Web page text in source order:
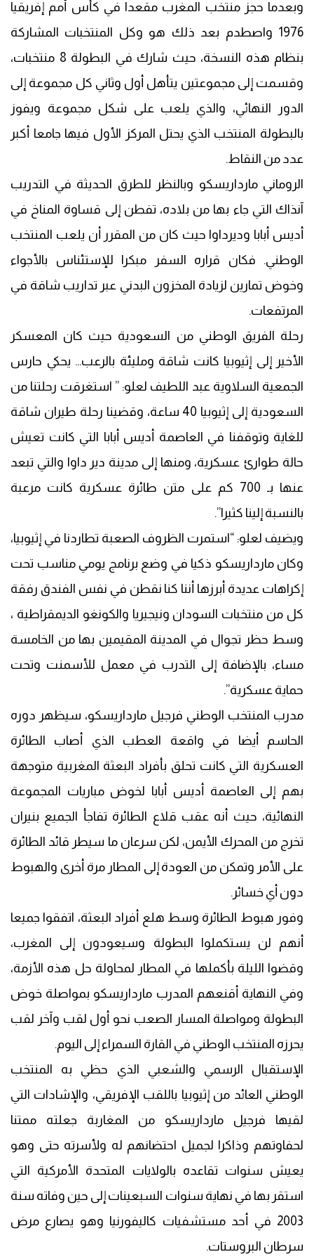
وبعدما حجز منتخب المغرب مقعدا في كأس أمم إفريقيا
1976 واصطدم بعد ذلك هو وكل المنتخبات المشاركة
بنظام هذه النسخة، حيث شارك في البطولة 8 منتخبات،
وقسمت إلى مجموعتين يتأهل أول وثاني كل مجموعة إلى
الدور النهائي، والذي يلعب على شكل مجموعة ويفوز
بالبطولة المنتخب الذي يحتل المركز الأول فيها جامعا أكبر
عدد من النقاط.
الروماني مارداريسكو وبالنظر للطرق الحديثة في التدريب
آنذاك التي جاء بها من بلاده، تفطن إلى قساوة المناخ في
أديس أبابا وديرداوا حيث كان من المقرر أن يلعب المنتخب
الوطني. فكان قراره السفر مبكرا للإستئناس بالأجواء
وخوض تمارين لزيادة المخزون البدني عبر تداريب شاقة في
المرتفعات.
رحلة الفريق الوطني من السعودية حيث كان المعسكر
الأخير إلى إثيوبيا كانت شاقة ومليئة بالرعب… يحكي حارس
الجمعية السلاوية عبد اللطيف لعلو: ” استغرقت رحلتنا من
السعودية إلى إثيوبيا 40 ساعة، وقضينا رحلة طيران شاقة
للغاية وتوقفنا في العاصمة أديس أبابا التي كانت تعيش
حالة طوارئ عسكرية، ومنها إلى مدينة دير داوا والتي تبعد
عنها بـ 700 كم على متن طائرة عسكرية كانت مرعبة
بالنسبة إلينا كثيرا”.
ويضيف لعلو: “استمرت الظروف الصعبة تطاردنا في إثيوبيا،
وكان مارداريسكو ذكيا في وضع برنامج يومي مناسب تحت
إكراهات عديدة أبرزها أننا كنا نقطن في نفس الفندق رفقة
كل من منتخبات السودان ونيجيريا والكونغو الديمقراطية ،
وسط حظر تجوال في المدينة المقيمين بها من الخامسة
مساء، بالإضافة إلى التدرب في معمل للأسمنت وتحت
حماية عسكرية”.
مدرب المنتخب الوطني فرجيل مارداريسكو، سيظهر دوره
الحاسم أيضا في واقعة العطب الذي أصاب الطائرة
العسكرية التي كانت تحلق بأفراد البعثة المغربية متوجهة
بهم إلى العاصمة أديس أبابا لخوض مباريات المجموعة
النهائية، حيث أنه عقب قلاع الطائرة تفاجأ الجميع بنيران
تخرج من المحرك الأيمن، لكن سرعان ما سيطر قائد الطائرة
على الأمر وتمكن من العودة إلى المطار مرة أخرى والهبوط
دون أي خسائر.
وفور هبوط الطائرة وسط هلع أفراد البعثة، اتفقوا جميعا
أنهم لن يستكملوا البطولة وسيعودون إلى المغرب،
وقضوا الليلة بأكملها في المطار لمحاولة حل هذه الأزمة،
وفي النهاية أقنعهم المدرب مارداريسكو بمواصلة خوض
البطولة ومواصلة المسار الصعب نحو أول لقب وآخر لقب
يحرزه المنتخب الوطني في القارة السمراء إلى اليوم.
الإستقبال الرسمي والشعبي الذي حظي به المنتخب
الوطني العائد من إثيوبيا باللقب الإفريقي، والإشادات التي
لقيها فرجيل مارداريسكو من المغاربة جعلته ممتنا
لحفاوتهم وذاكرا لجميل احتضانهم له ولأسرته حتى وهو
يعيش سنوات تقاعده بالولايات المتحدة الأمركية التي
استقر بها في نهاية سنوات السبعينات إلى حين وفاته سنة
2003 في أحد مستشفيات كاليفورنيا وهو يصارع مرض
سرطان البروستات.